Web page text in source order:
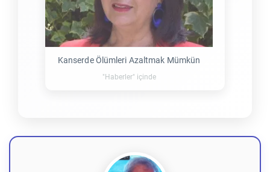
Kanserde Ölümleri Azaltmak Mümkün
"Haberler" içinde